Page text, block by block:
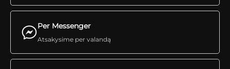
Per Messenger
Atsakysime per valandą